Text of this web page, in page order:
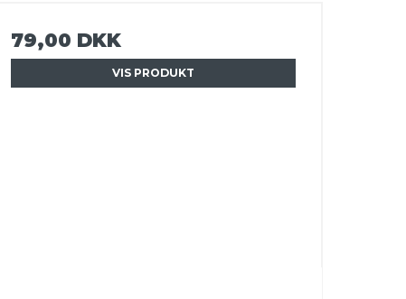
79,00 DKK
VIS PRODUKT